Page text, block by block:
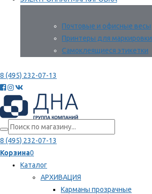
Почтовые и офисные весы
Принтеры для маркировки
Самоклеящиеся этикетки
8 (495) 232-07-13
8 (495) 232-07-13
Корзина0
Каталог
АРХИВАЦИЯ
Карманы прозрачные